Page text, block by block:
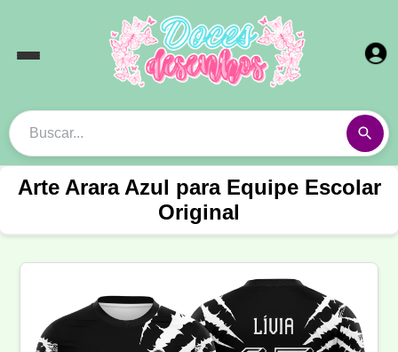
Arte Arara Azul para Equipe Escolar
Original